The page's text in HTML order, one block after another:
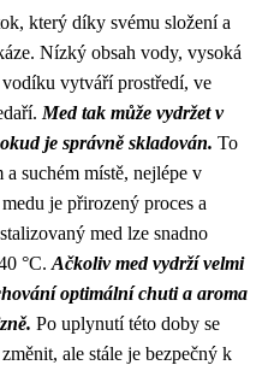
který díky svému složení a
Nízký obsah vody, vysoká
vytváří prostředí, ve
Med tak může vydržet v
je správně skladován. To
a suchém místě, nejlépe v
je přirozený proces a
med lze snadno
°C. Ačkoliv med vydrží velmi
optimální chuti a aroma
Po uplynutí této doby se
ale stále je bezpečný k